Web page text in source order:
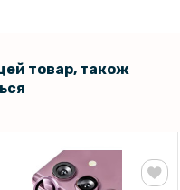
Redmi 15C 4G із захистом
товар, також